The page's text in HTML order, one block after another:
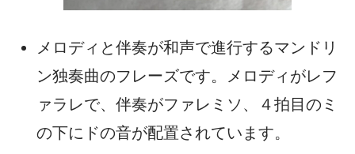
メロディと伴奏が和声で進行するマンドリ
ン独奏曲のフレーズです。メロディがレフ
ァラレで、伴奏がファレミソ、４拍目のミ
の下にドの音が配置されています。